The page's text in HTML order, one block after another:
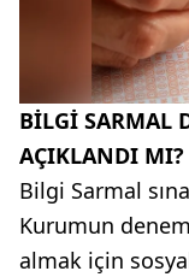
BİLGİ SARMAL
AÇIKLANDI MI?
Bilgi Sarmal
Kurumun
almak için